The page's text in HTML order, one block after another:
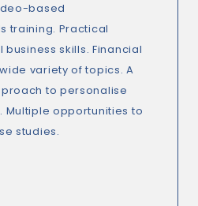
based
training. Practical
skills. Financial
variety of topics. A
to personalise
Multiple opportunities to
studies.